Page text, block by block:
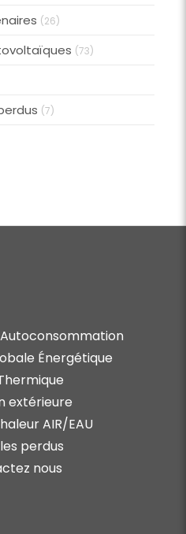
(26)
(73)
(7)
Énergétique
extérieure
AIR/EAU
perdus
nous